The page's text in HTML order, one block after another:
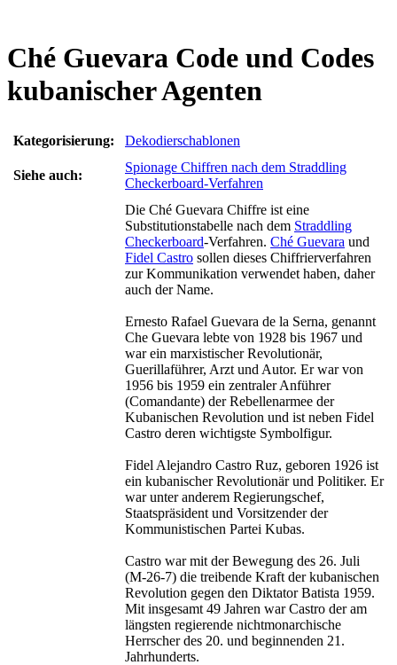
Ché Guevara Code und Codes
kubanischer Agenten
Kategorisierung: Dekodierschablonen
Siehe auch:
Spionage Chiffren nach dem Straddling
Checkerboard-Verfahren
Die Ché Guevara Chiffre ist eine
Substitutionstabelle nach dem Straddling
Checkerboard-Verfahren. Ché Guevara und
Fidel Castro sollen dieses Chiffrierverfahren
zur Kommunikation verwendet haben, daher
auch der Name.
Ernesto Rafael Guevara de la Serna, genannt
Che Guevara lebte von 1928 bis 1967 und
war ein marxistischer Revolutionär,
Guerillaführer, Arzt und Autor. Er war von
1956 bis 1959 ein zentraler Anführer
(Comandante) der Rebellenarmee der
Kubanischen Revolution und ist neben Fidel
Castro deren wichtigste Symbolfigur.
Fidel Alejandro Castro Ruz, geboren 1926 ist
ein kubanischer Revolutionär und Politiker. Er
war unter anderem Regierungschef,
Staatspräsident und Vorsitzender der
Kommunistischen Partei Kubas.
Castro war mit der Bewegung des 26. Juli
(M-26-7) die treibende Kraft der kubanischen
Revolution gegen den Diktator Batista 1959.
Mit insgesamt 49 Jahren war Castro der am
längsten regierende nichtmonarchische
Herrscher des 20. und beginnenden 21.
Jahrhunderts.